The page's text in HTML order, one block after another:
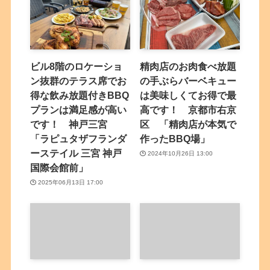
ビル8階のロケーショ
ン抜群のテラス席でお
得な飲み放題付きBBQ
プランは満足感が高い
です！ 神戸三宮
「ラピュタザフランダ
ーステイル 三宮 神戸
国際会館前」
2025年06月13日 17:00
精肉店のお肉食べ放題
の手ぶらバーベキュー
は美味しくてお得で最
高です！ 京都市右京
区 「精肉店が本気で
作ったBBQ場」
2024年10月26日 13:00